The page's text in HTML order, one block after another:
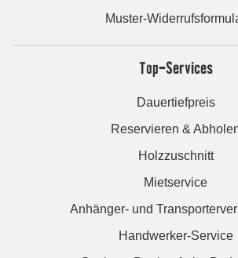
Muster-
Top-Services
Dauertiefpreis
Reservieren &
Holzzuschnitt
Mietservice
Anhänger- und
Handwerker-Service